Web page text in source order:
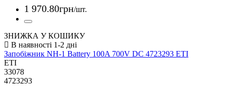
1 970.80грн/шт.
ЗНИЖКА У КОШИКУ
Запобіжник NH-1 Battery 100A 700V DC 4723293 ETI
ETI
33078
4723293